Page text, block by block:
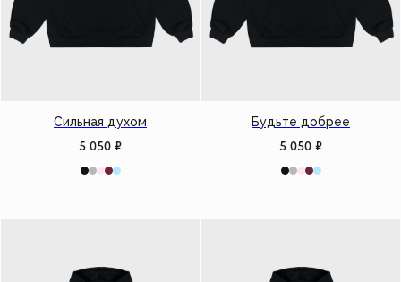
Сильная духом
5 050 ₽
Будьте добрее
5 050 ₽